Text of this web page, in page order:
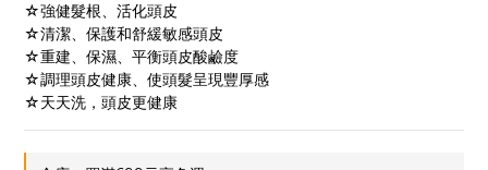
☆強健髮根、活化頭皮
☆清潔、保護和舒緩敏感頭皮
☆重建、保濕、平衡頭皮酸鹼度
☆調理頭皮健康、使頭髮呈現豐厚感
☆天天洗，頭皮更健康